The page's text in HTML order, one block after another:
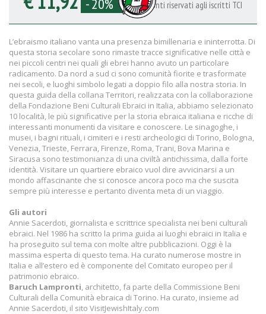
- 20% Sconti riservati agli iscritti TCI
L’ebraismo italiano vanta una presenza bimillenaria e ininterrotta. Di
questa storia secolare sono rimaste tracce significative nelle città e
nei piccoli centri nei quali gli ebrei hanno avuto un particolare
radicamento. Da nord a sud ci sono comunità fiorite e trasformate
nei secoli, e luoghi simbolo legati a doppio filo alla nostra storia. In
questa guida della collana Territori, realizzata con la collaborazione
della Fondazione Beni Culturali Ebraici in Italia, abbiamo selezionato
10 località, le più significative per la storia ebraica italiana e ricche di
interessanti monumenti da visitare e conoscere. Le sinagoghe, i
musei, i bagni rituali, i cimiteri e i resti archeologici di Torino, Bologna,
Venezia, Trieste, Ferrara, Firenze, Roma, Trani, Bova Marina e
Siracusa sono testimonianza di una civiltà antichissima, dalla forte
identità. Visitare un quartiere ebraico vuol dire avvicinarsi a un
mondo affascinante che si conosce ancora poco ma che suscita
sempre più interesse e pertanto diventa meta di un viaggio.
Gli autori
Annie Sacerdoti, giornalista e scrittrice specialista nei beni culturali
ebraici. Nel 1986 ha scritto la prima guida ai luoghi ebraici in Italia e
ha proseguito sul tema con molte altre pubblicazioni. Oggi è la
massima esperta di questo tema. Ha curato numerose mostre in
Italia e all’estero ed è componente del Comitato europeo per il
patrimonio ebraico.
Baruch Lampronti, architetto, fa parte della Commissione Beni
Culturali della Comunità ebraica di Torino. Ha curato, insieme ad
Annie Sacerdoti, il sito VisitJewishItaly.com